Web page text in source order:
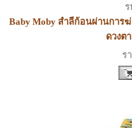
Baby Moby สำลีก้อนผ่านการ
ดวงต
ร